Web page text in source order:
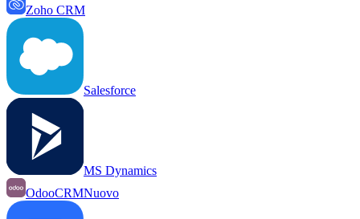
Zoho CRM
Salesforce
MS Dynamics
OdooCRMNuovo